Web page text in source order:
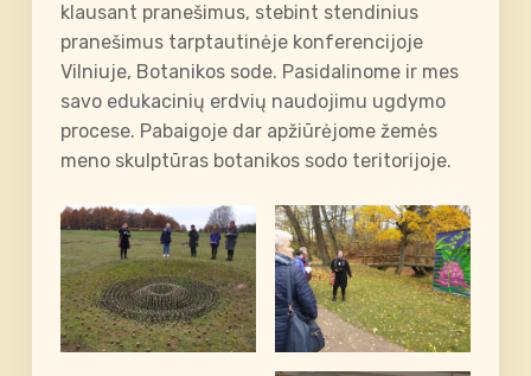
klausant pranešimus, stebint stendinius
pranešimus tarptautinėje konferencijoje
Vilniuje, Botanikos sode. Pasidalinome ir mes
savo edukacinių erdvių naudojimu ugdymo
procese. Pabaigoje dar apžiūrėjome žemės
meno skulptūras botanikos sodo teritorijoje.